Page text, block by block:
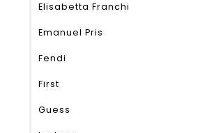
Elisabetta Franchi
Emanuel Pris
Fendi
First
Guess